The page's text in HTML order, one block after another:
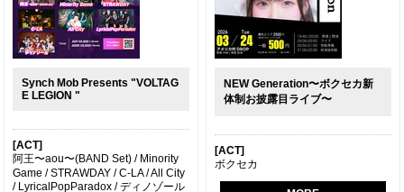
Synch Mob Presents "VOLTAG
E LEGION "
[ACT]
阿王〜aou〜(BAND Set) / Minority
Game / STRAWDAY / C-LA / All City
/ LyricalPopParadox / ディノゾール
NEW Generation〜ボクセカ新
体制お披露目ライブ〜
[ACT]
ボクセカ